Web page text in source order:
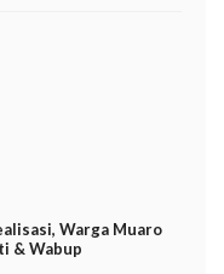
Warga Muaro
& Wabup